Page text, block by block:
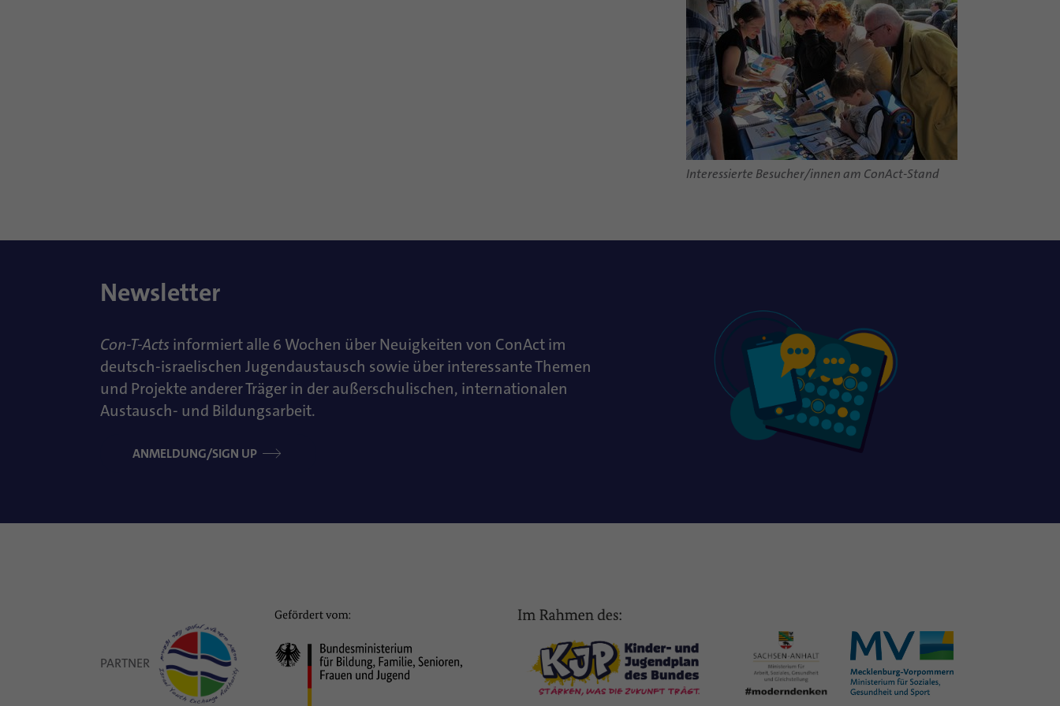
Interessierte Besucher/innen am ConAct-Stand
Newsletter
Con-T-Acts informiert alle 6 Wochen über Neuigkeiten von ConAct im
deutsch-israelischen Jugendaustausch sowie über interessante Themen
und Projekte anderer Träger in der außerschulischen, internationalen
Austausch- und Bildungsarbeit.
ANMELDUNG/SIGN UP
PARTNER